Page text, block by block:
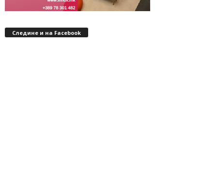
Следине и на Facebook